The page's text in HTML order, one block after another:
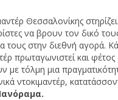
Θεσσαλονίκης
να βρουν τον δικό
τους στην διεθνή αγορά.
πρωταγωνιστεί και
με τόλμη μια
ντοκιμαντέρ,